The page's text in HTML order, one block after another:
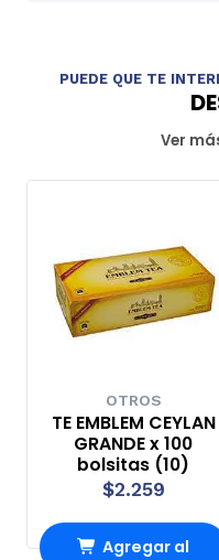
PUEDE QUE TE
Ver
OTROS
TE EMBLEM CEYLAN
GRANDE x 100
bolsitas (10)
$2.259
Agregar al